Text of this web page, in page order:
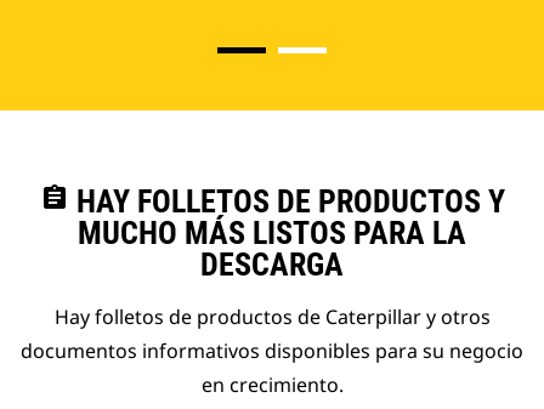
assignment HAY FOLLETOS DE PRODUCTOS Y
MUCHO MÁS LISTOS PARA LA
DESCARGA
Hay folletos de productos de Caterpillar y otros
documentos informativos disponibles para su negocio
en crecimiento.